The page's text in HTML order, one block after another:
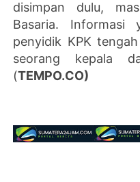
disimpan dulu,
Basaria. Informasi
penyidik KPK
seorang kepala
(TEMPO.CO)